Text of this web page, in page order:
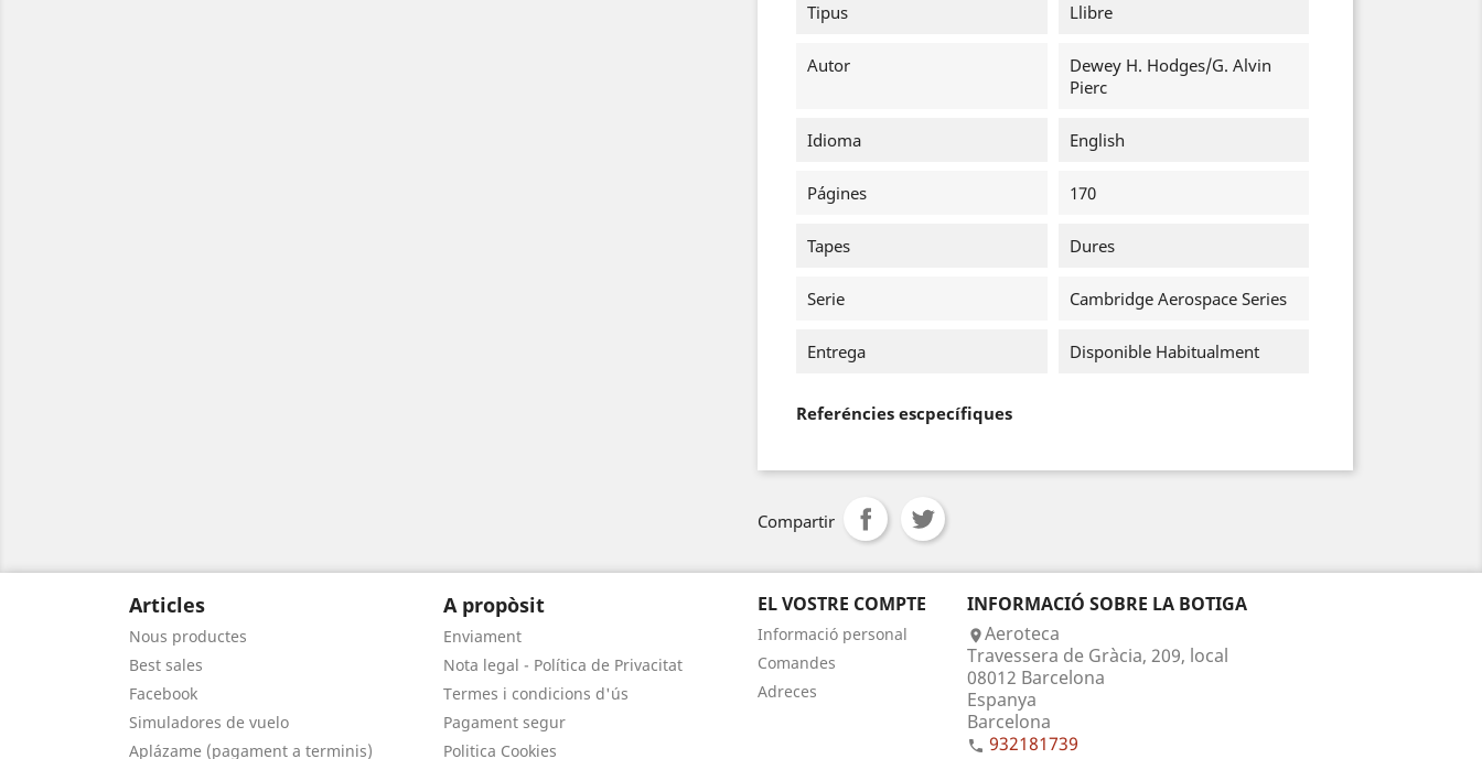
Tipus
Llibre
Autor
Dewey H. Hodges/G. Alvin
Pierc
Idioma English
Págines 170
Tapes Dures
Serie Cambridge Aerospace Series
Entrega Disponible Habitualment
Referéncies escpecífiques
Compartir
Articles
Nous productes
Best sales
Facebook
Simuladores de vuelo
Aplázame (pagament a terminis)
A propòsit
Enviament
Nota legal - Política de Privacitat
Termes i condicions d'ús
Pagament segur
Politica Cookies
EL VOSTRE COMPTE
Informació personal
Comandes
Adreces
INFORMACIÓ SOBRE LA BOTIGA
Aeroteca
Travessera de Gràcia, 209, local
08012 Barcelona
Espanya
Barcelona
 932181739